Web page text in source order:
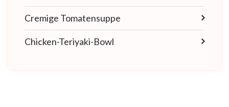
Cremige Tomatensuppe
Chicken-Teriyaki-Bowl